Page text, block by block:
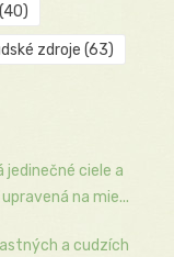
zdroje (63)
jedinečné ciele a
na mie...
a cudzích